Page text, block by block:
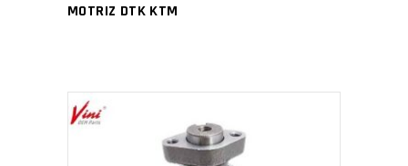
MOTRIZ DTK KTM